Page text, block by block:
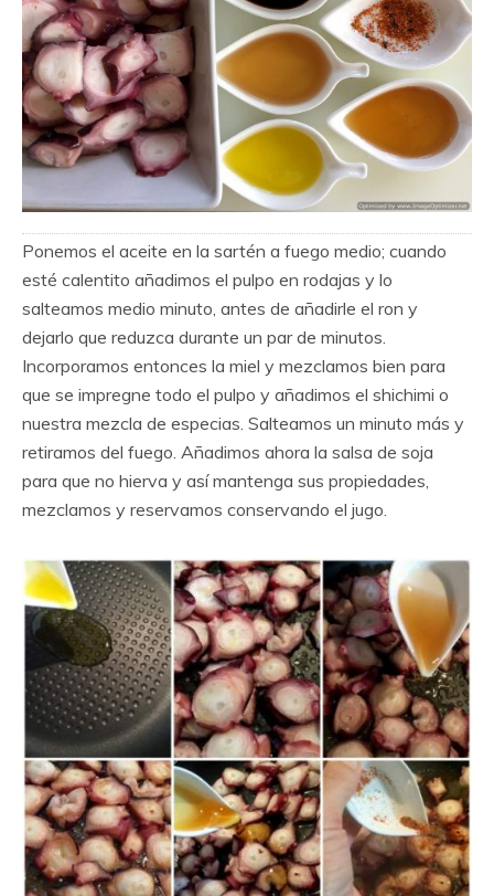
Ponemos el aceite en la sartén a fuego medio; cuando
esté calentito añadimos el pulpo en rodajas y lo
salteamos medio minuto, antes de añadirle el ron y
dejarlo que reduzca durante un par de minutos.
Incorporamos entonces la miel y mezclamos bien para
que se impregne todo el pulpo y añadimos el shichimi o
nuestra mezcla de especias. Salteamos un minuto más y
retiramos del fuego. Añadimos ahora la salsa de soja
para que no hierva y así mantenga sus propiedades,
mezclamos y reservamos conservando el jugo.